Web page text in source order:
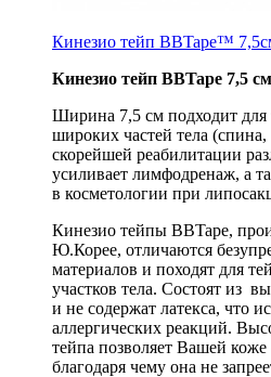
Кинезио тейп BBTape™
Кинезио тейп BBTape 7,5
Ширина 7,5 см подходит для
широких частей тела
скорейшей реабилитации
усиливает лимфодренаж, а
в косметологии при
Кинезио тейпы BBTape,
Ю.Корее, отличаются
материалов и походят для
участков тела. Состоят из
и не содержат латекса, что
аллергических реакций.
тейпа позволяет Вашей
благодаря чему она не